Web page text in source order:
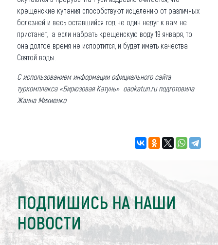
крещенские купания способствуют исцелению от различных
болезней и весь оставшийся год не один недуг к вам не
пристанет, а если набрать крещенскую воду 19 января, то
она долгое время не испортится, и будет иметь качества
Святой воды.
С использованием информации официального сайта
туркомплекса «Бирюзовая Катунь» oaokatun.ru подготовила
Жанна Михиенко
ПОДПИШИСЬ НА НАШИ
НОВОСТИ